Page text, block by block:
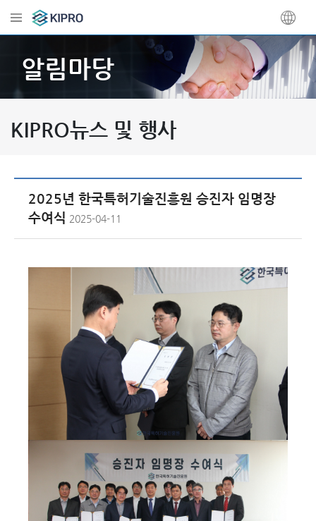
알림마당
KIPRO뉴스 및 행사
2025년 한국특허기술진흥원 승진자 임명장
수여식 2025-04-11